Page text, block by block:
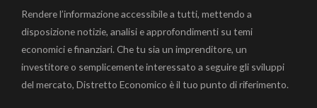
Rendere l’informazione accessibile a tutti, mettendo a
disposizione notizie, analisi e approfondimenti su temi
economici e finanziari. Che tu sia un imprenditore, un
investitore o semplicemente interessato a seguire gli sviluppi
del mercato, Distretto Economico è il tuo punto di riferimento.